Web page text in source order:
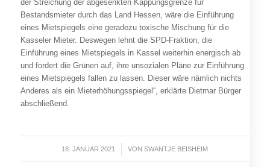
der Streichung der abgesenkten Kappungsgrenze für
Bestandsmieter durch das Land Hessen, wäre die Einführung
eines Mietspiegels eine geradezu toxische Mischung für die
Kasseler Mieter. Deswegen lehnt die SPD-Fraktion, die
Einführung eines Mietspiegels in Kassel weiterhin energisch ab
und fordert die Grünen auf, ihre unsozialen Pläne zur Einführung
eines Mietspiegels fallen zu lassen. Dieser wäre nämlich nichts
Anderes als ein Mieterhöhungsspiegel“, erklärte Dietmar Bürger
abschließend.
18. JANUAR 2021
/ VONSWANTJE BEISHEIM